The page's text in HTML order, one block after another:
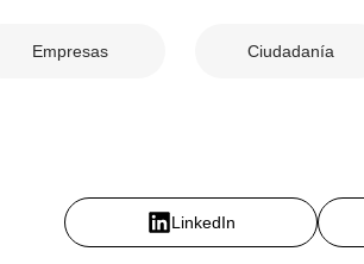
Empresas Ciudadanía
LinkedIn